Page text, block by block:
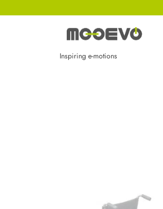
Inspiring e-motions